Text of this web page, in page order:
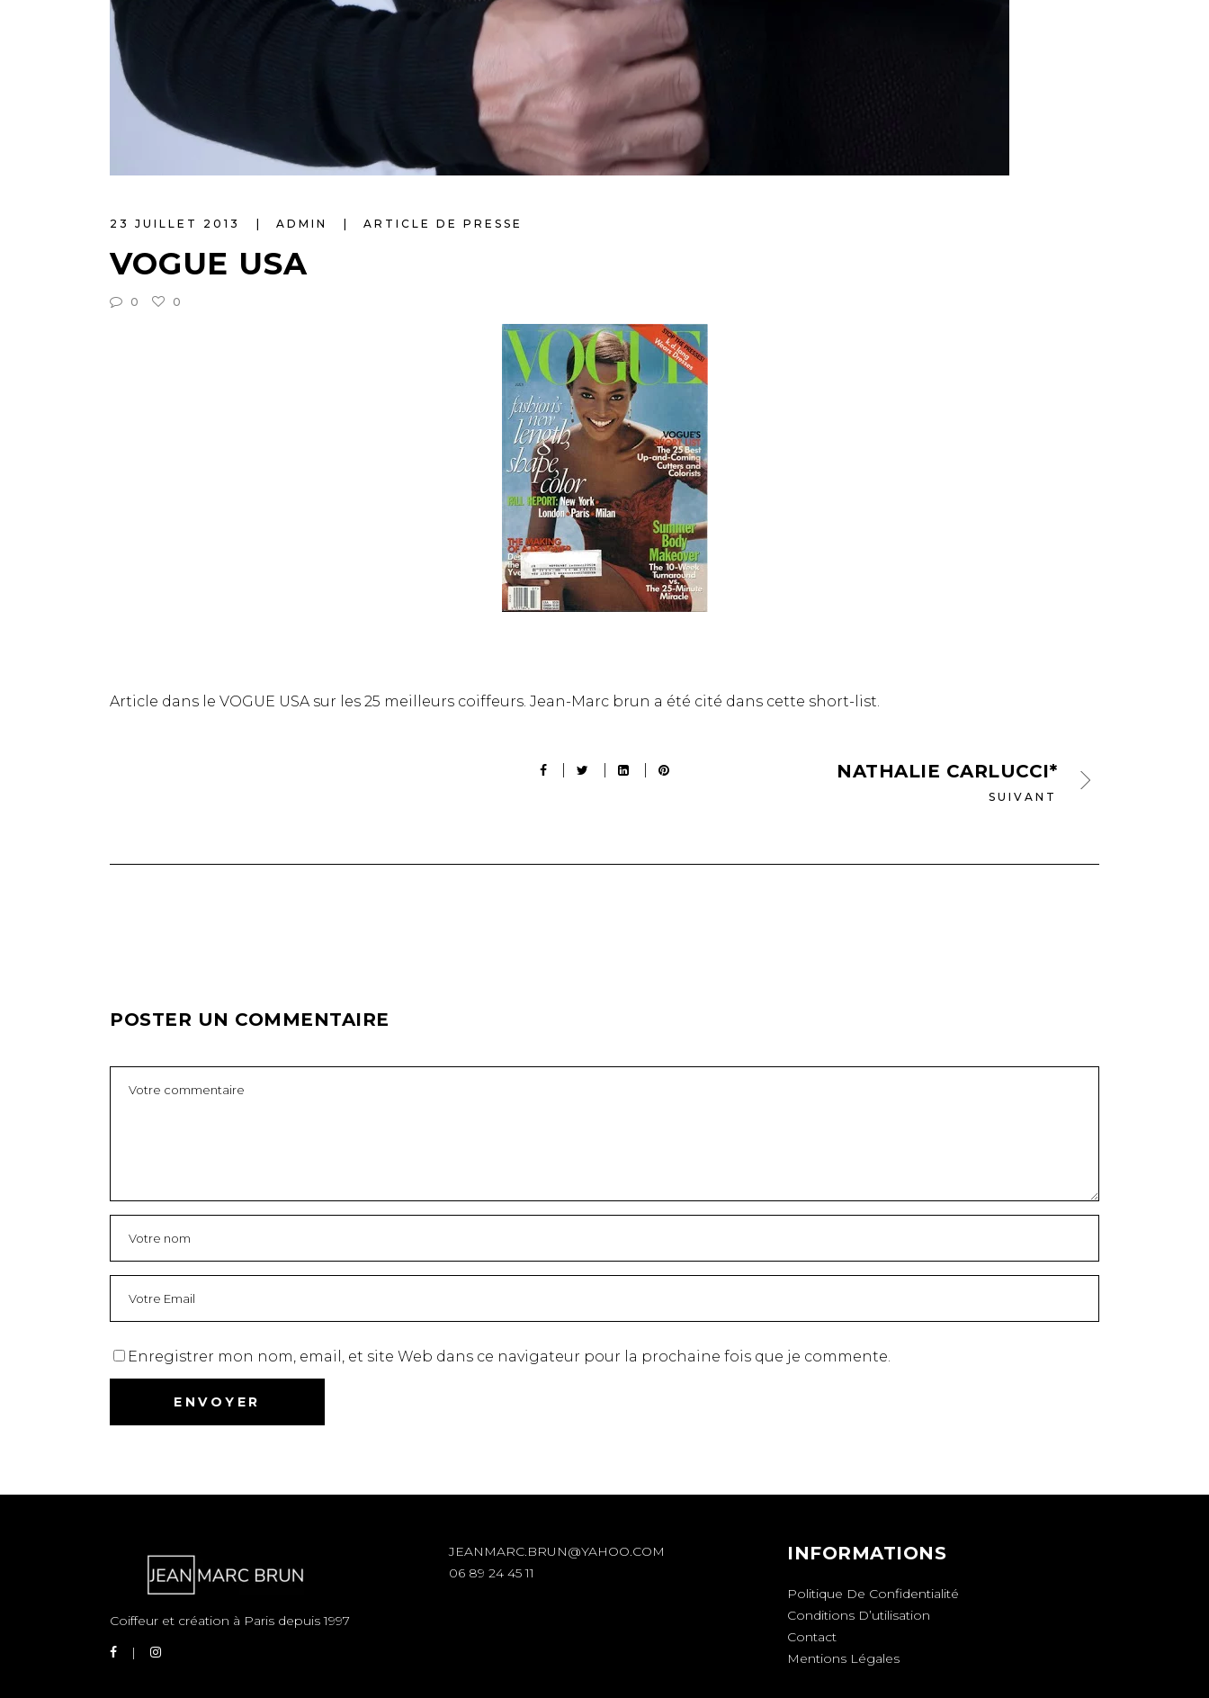
23 JUILLET 2013 ADMIN ARTICLE DE PRESSE
VOGUE USA
0 0
Article dans le VOGUE USA sur les 25 meilleurs coiffeurs. Jean-Marc brun a été cité dans cette short-list.
NATHALIE CARLUCCI*
SUIVANT
POSTER UN COMMENTAIRE
Enregistrer mon nom, email, et site Web dans ce navigateur pour la prochaine fois que je commente.
Coiffeur et création à Paris depuis 1997
JEANMARC.BRUN@YAHOO.COM
06 89 24 45 11
INFORMATIONS
Politique De Confidentialité
Conditions D’utilisation
Contact
Mentions Légales